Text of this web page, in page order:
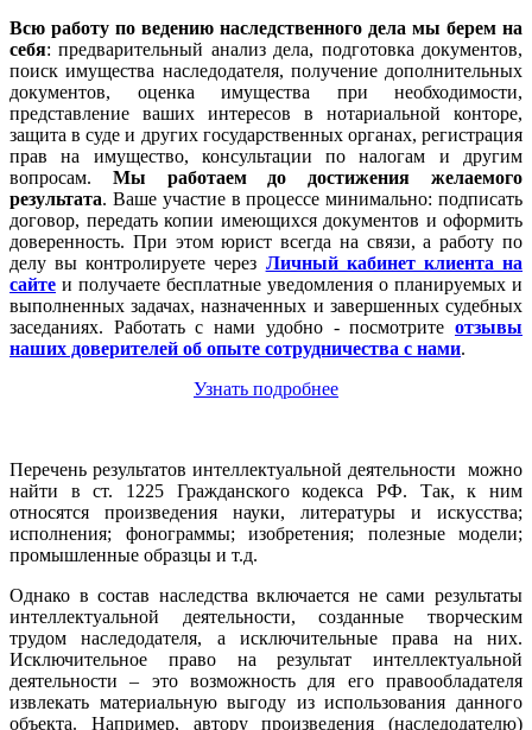
Всю работу по ведению наследственного дела мы берем на
себя: предварительный анализ дела, подготовка документов,
поиск имущества наследодателя, получение дополнительных
документов, оценка имущества при необходимости,
представление ваших интересов в нотариальной конторе,
защита в суде и других государственных органах, регистрация
прав на имущество, консультации по налогам и другим
вопросам. Мы работаем
до достижения желаемого
результата. Ваше участие в процессе минимально: подписать
договор, передать копии имеющихся документов и оформить
доверенность. При этом юрист всегда на связи, а работу по
делу вы контролируете через Личный кабинет клиента на
сайте и получаете бесплатные уведомления о планируемых и
выполненных задачах, назначенных и завершенных судебных
заседаниях. Работать с нами удобно - посмотрите отзывы
наших доверителей об опыте сотрудничества с нами.
Узнать подробнее
Перечень результатов интеллектуальной деятельности можно
найти в ст. 1225 Гражданского кодекса РФ. Так, к ним
относятся произведения науки, литературы и искусства;
исполнения; фонограммы; изобретения; полезные модели;
промышленные образцы и т.д.
Однако в состав наследства включается не сами результаты
интеллектуальной деятельности, созданные творческим
трудом наследодателя, а исключительные права на них.
Исключительное право на результат интеллектуальной
деятельности – это возможность для его правообладателя
извлекать материальную выгоду из использования данного
объекта. Например, автору произведения (наследодателю)